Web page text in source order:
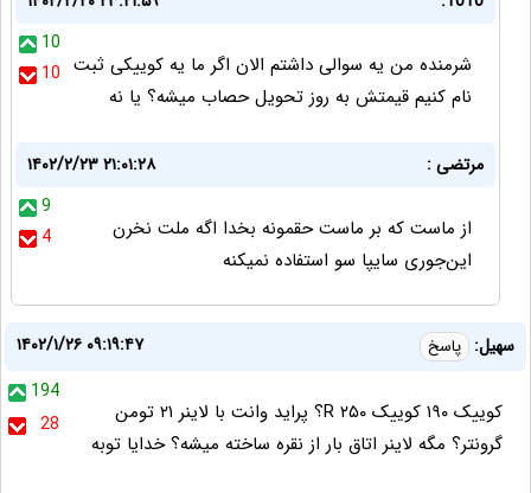
10
10 شرمنده من یه سوالی داشتم الان اگر ما یه کوییکی ثبت
نام کنیم قیمتش به روز تحویل حصاب میشه؟ یا نه
مرتضی :
۱۴۰۲/۲/۲۳ ۲۱:۰۱:۲۸
9
4
از ماست که بر ماست حقمونه بخدا اگه ملت نخرن
این‌جوری سایپا سو استفاده نمیکنه
سهیل: پاسخ
۱۴۰۲/۱/۲۶ ۰۹:۱۹:۴۷
194
28
کوییک ۱۹۰ کوییک R ۲۵۰؟ پراید وانت با لاینر ۲۱ تومن
گرونتر؟ مگه لاینر اتاق بار از نقره ساخته میشه؟ خدایا توبه